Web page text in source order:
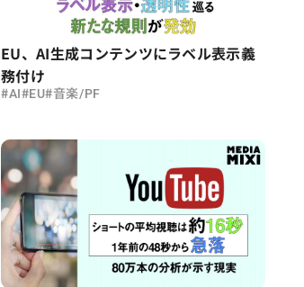
EU、AI生成コンテンツにラベル表示義
務付け
#AI#EU#音楽/PF